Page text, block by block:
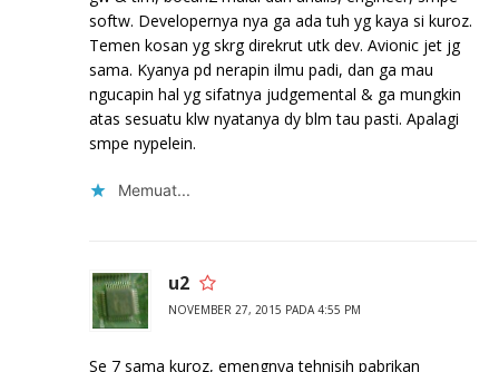
softw. Developernya nya ga ada tuh yg kaya si kuroz.
Temen kosan yg skrg direkrut utk dev. Avionic jet jg
sama. Kyanya pd nerapin ilmu padi, dan ga mau
ngucapin hal yg sifatnya judgemental & ga mungkin
atas sesuatu klw nyatanya dy blm tau pasti. Apalagi
smpe nypelein.
Memuat...
u2
NOVEMBER 27, 2015 PADA 4:55 PM
Se 7 sama kuroz, emengnya tehnisih pabrikan